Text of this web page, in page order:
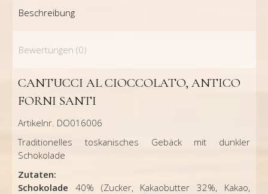
Beschreibung
Bewertungen (0)
CANTUCCI AL CIOCCOLATO, ANTICO
FORNI SANTI
Artikelnr. DO016006
Traditionelles toskanisches Gebäck mit dunkler
Schokolade
Zutaten:
Schokolade 40% (Zucker, Kakaobutter 32%, Kakao,